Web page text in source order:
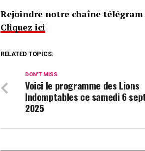
Rejoindre notre chaîne
Cliquez ici
RELATED TOPICS:
DON'T MISS
Voici le programme des Lions
Indomptables ce samedi 6
2025